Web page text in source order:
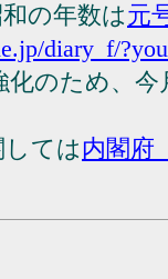
の年数は元
diary_f/
のため、今
ては内閣府